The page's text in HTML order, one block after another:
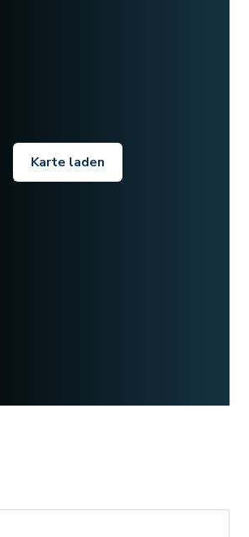
Karte laden